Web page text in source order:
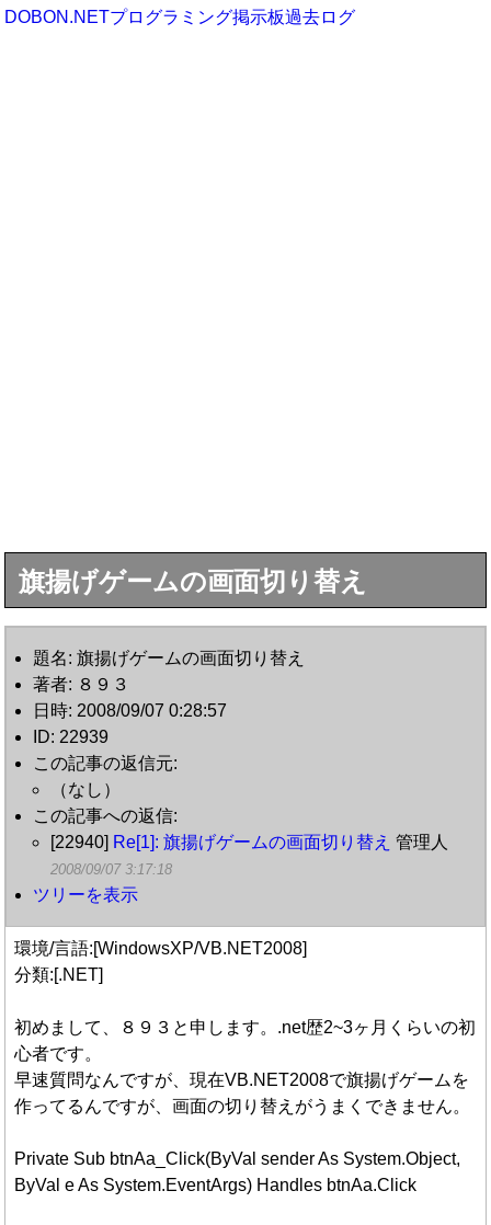
DOBON.NETプログラミング掲示板過去ログ
旗揚げゲームの画面切り替え
題名: 旗揚げゲームの画面切り替え
著者: ８９３
日時: 2008/09/07 0:28:57
ID: 22939
この記事の返信元:
（なし）
この記事への返信:
[22940] Re[1]: 旗揚げゲームの画面切り替え 管理人
2008/09/07 3:17:18
ツリーを表示
環境/言語:[WindowsXP/VB.NET2008]
分類:[.NET]
初めまして、８９３と申します。.net歴2~3ヶ月くらいの初
心者です。
早速質問なんですが、現在VB.NET2008で旗揚げゲームを
作ってるんですが、画面の切り替えがうまくできません。
Private Sub btnAa_Click(ByVal sender As System.Object,
ByVal e As System.EventArgs) Handles btnAa.Click